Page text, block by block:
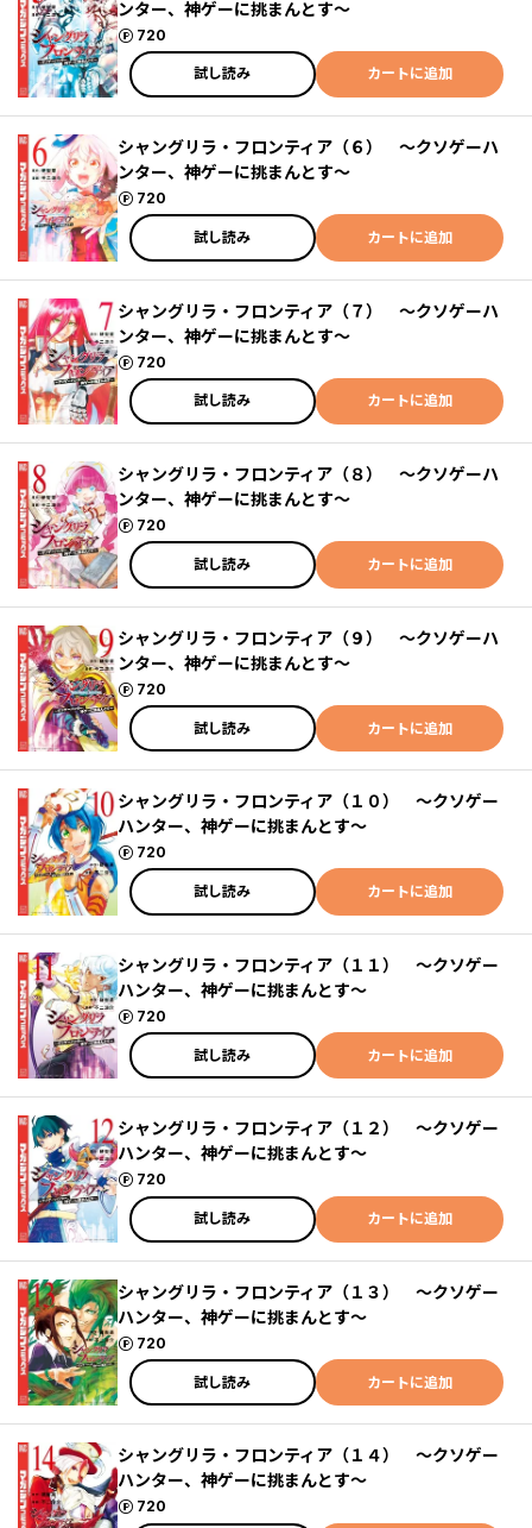
ンター、神ゲーに挑まんとす～
720
ポイント
試し読み カートに追加
シャングリラ・フロンティア（６） ～クソゲーハ
ンター、神ゲーに挑まんとす～
720
ポイント
試し読み カートに追加
シャングリラ・フロンティア（７） ～クソゲーハ
ンター、神ゲーに挑まんとす～
720
ポイント
試し読み カートに追加
シャングリラ・フロンティア（８） ～クソゲーハ
ンター、神ゲーに挑まんとす～
720
ポイント
試し読み カートに追加
シャングリラ・フロンティア（９） ～クソゲーハ
ンター、神ゲーに挑まんとす～
720
ポイント
試し読み カートに追加
シャングリラ・フロンティア（１０） ～クソゲー
ハンター、神ゲーに挑まんとす～
720
ポイント
試し読み カートに追加
シャングリラ・フロンティア（１１） ～クソゲー
ハンター、神ゲーに挑まんとす～
720
ポイント
試し読み カートに追加
シャングリラ・フロンティア（１２） ～クソゲー
ハンター、神ゲーに挑まんとす～
720
ポイント
試し読み カートに追加
シャングリラ・フロンティア（１３） ～クソゲー
ハンター、神ゲーに挑まんとす～
720
ポイント
試し読み カートに追加
シャングリラ・フロンティア（１４） ～クソゲー
ハンター、神ゲーに挑まんとす～
720
ポイント